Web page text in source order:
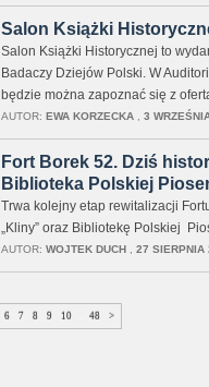
Salon Książki
Salon Książki Historycznej to
Badaczy Dziejów Polski. W
będzie można zapoznać się z
AUTOR: EWA KORZECKA, 3
Fort Borek 52. Dziś
Biblioteka Polskiej
Trwa kolejny etap rewitalizacji
„Kliny” oraz Bibliotekę Polskiej
AUTOR: WOJTEK DUCH, 27 SIERPNIA
6 7 8 9 10 48 >